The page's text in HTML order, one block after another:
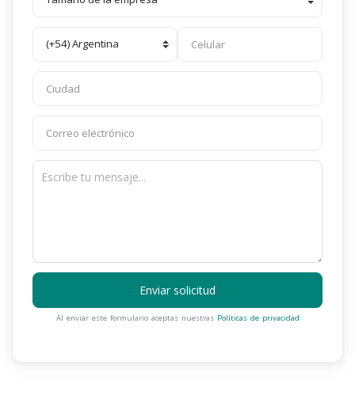
Al enviar este formulario aceptas nuestras Políticas de privacidad
Enviar solicitud